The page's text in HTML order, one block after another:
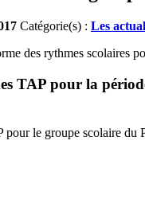
Catégorie(s) : Les
des rythmes scolaires
TAP pour la
le groupe scolaire du